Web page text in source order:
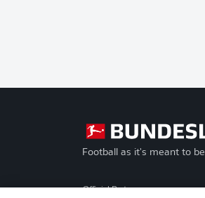
Football as it's meant to be
Official Partners